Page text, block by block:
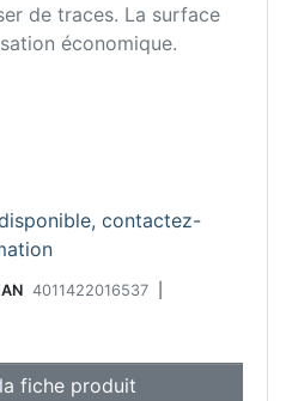
de traces. La surface
économique.
contactez-
4011422016537
fiche produit